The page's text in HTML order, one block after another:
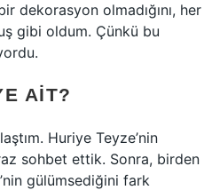
dekorasyon olmadığını, her
gibi oldum. Çünkü bu
AIT?
Huriye Teyze’nin
sohbet ettik. Sonra, birden
gülümsediğini fark